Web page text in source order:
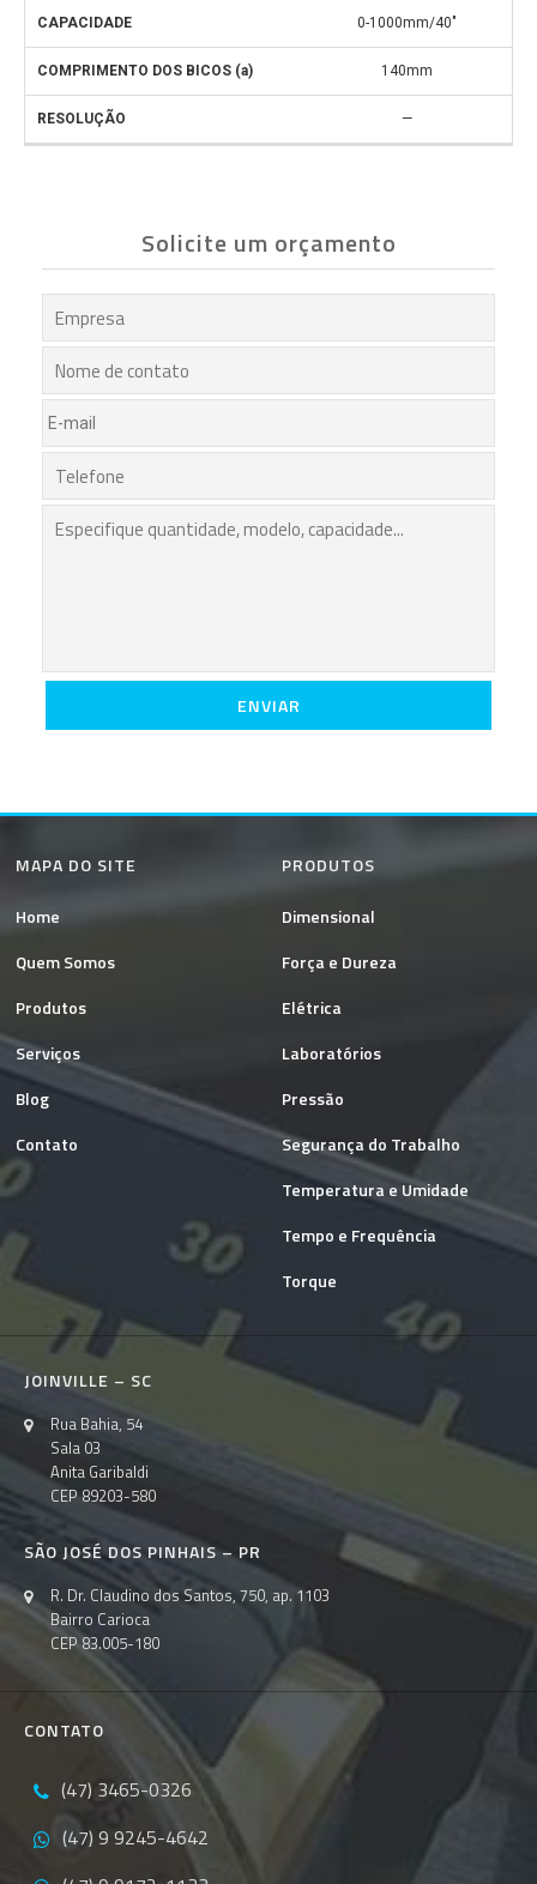
0-1000mm/40″
140mm
—
Solicite um orçamento
MAPA DO SITE
Home
Quem Somos
Produtos
Serviços
Blog
Contato
PRODUTOS
Dimensional
Força e Dureza
Elétrica
Laboratórios
Pressão
Segurança do Trabalho
Temperatura e Umidade
Tempo e Frequência
Torque
JOINVILLE – SC
Rua Bahia, 54
Sala 03
Anita Garibaldi
CEP 89203-580
SÃO JOSÉ DOS PINHAIS – PR
R. Dr. Claudino dos Santos, 750, ap. 1103
Bairro Carioca
CEP 83.005-180
CONTATO
(47) 3465-0326
(47) 9 9245-4642